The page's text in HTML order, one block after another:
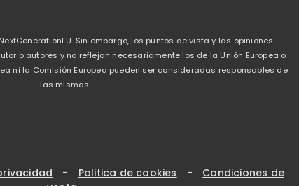
Sin embargo, los puntos de vista y las opiniones
o autores y no reflejan necesariamente los de la Unión Europea o
ni la Comisión Europea pueden ser consideradas responsables de
las mismas.
- Politica de cookies -
Condiciones de